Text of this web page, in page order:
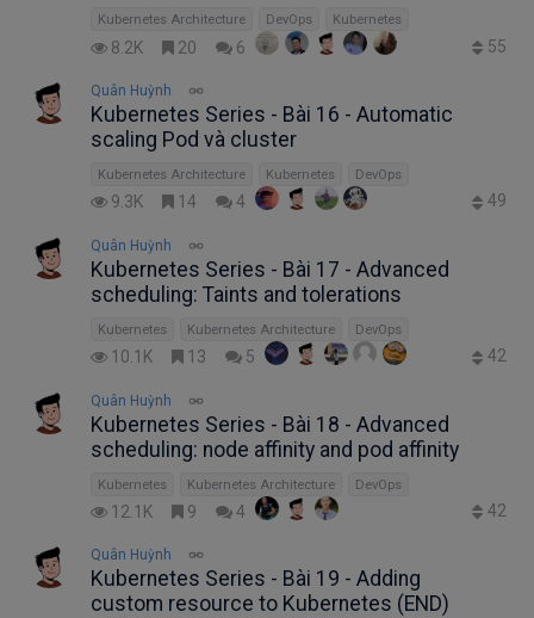
Kubernetes Architecture DevOps Kubernetes
8.2K 20 6 55
Quân Huỳnh
Kubernetes Series - Bài 16 - Automatic
scaling Pod và cluster
Kubernetes Architecture Kubernetes DevOps
9.3K 14 4 49
Quân Huỳnh
Kubernetes Series - Bài 17 - Advanced
scheduling: Taints and tolerations
Kubernetes Kubernetes Architecture DevOps
10.1K 13 5 42
Quân Huỳnh
Kubernetes Series - Bài 18 - Advanced
scheduling: node affinity and pod affinity
Kubernetes Kubernetes Architecture DevOps
12.1K 9 4 42
Quân Huỳnh
Kubernetes Series - Bài 19 - Adding
custom resource to Kubernetes (END)